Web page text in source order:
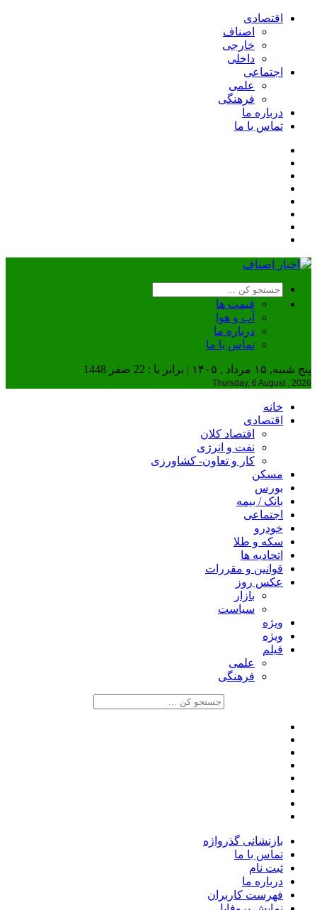
اقتصادی
اصناف
خارجی
داخلی
اجتماعی
علمی
فرهنگی
درباره ما
تماس با ما
قیمت ها
آب و هوا
درباره ما
تماس با ما
پنج شنبه, ۱۵ مرداد , ۱۴۰۵ | برابر با : 22 صفر 1448
Thursday, 6 August , 2026
خانه
اقتصادی
اقتصاد کلان
نفت و انرژی
کار و تعاون- کشاورزی
مسکن
بورس
بانک / بیمه
اجتماعی
خودرو
سکه و طلا
اتحادیه ها
قوانین و مقررات
عکس روز
بازار
سیاست
ویژه
ویژه
فیلم
علمی
فرهنگی
بازنشانی گذرواژه
تماس با ما
ثبت نام
درباره ما
فهرست کاربران